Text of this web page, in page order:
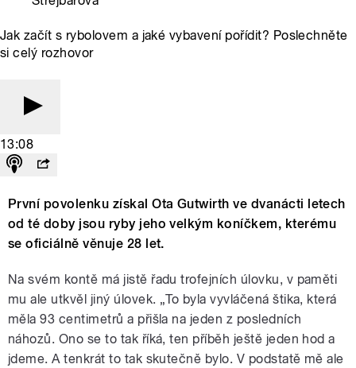
Jak začít s rybolovem a jaké vybavení pořídit? Poslechněte
si celý rozhovor
13:08
První povolenku získal Ota Gutwirth ve dvanácti letech
od té doby jsou ryby jeho velkým koníčkem, kterému
se oficiálně věnuje 28 let.
Na svém kontě má jistě řadu trofejních úlovku, v paměti
mu ale utkvěl jiný úlovek. „To byla vyvláčená štika, která
měla 93 centimetrů a přišla na jeden z posledních
náhozů. Ono se to tak říká, ten příběh ještě jeden hod a
jdeme. A tenkrát to tak skutečně bylo. V podstatě mě ale